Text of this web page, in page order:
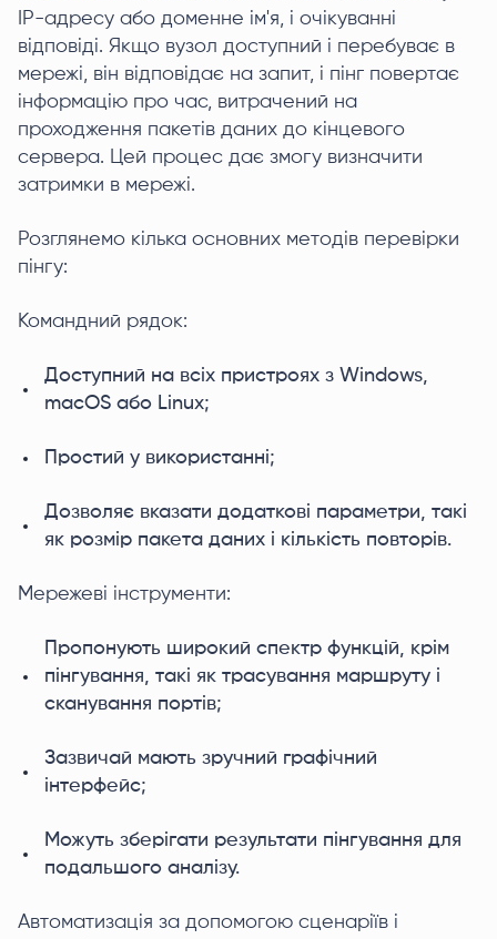
IP-адресу або доменне ім'я, і очікуванні
відповіді. Якщо вузол доступний і перебуває в
мережі, він відповідає на запит, і пінг повертає
інформацію про час, витрачений на
проходження пакетів даних до кінцевого
сервера. Цей процес дає змогу визначити
затримки в мережі.
Розглянемо кілька основних методів перевірки
пінгу:
Командний рядок:
Доступний на всіх пристроях з Windows,
macOS або Linux;
Простий у використанні;
Дозволяє вказати додаткові параметри, такі
як розмір пакета даних і кількість повторів.
Мережеві інструменти:
Пропонують широкий спектр функцій, крім
пінгування, такі як трасування маршруту і
сканування портів;
Зазвичай мають зручний графічний
інтерфейс;
Можуть зберігати результати пінгування для
подальшого аналізу.
Автоматизація за допомогою сценаріїв і